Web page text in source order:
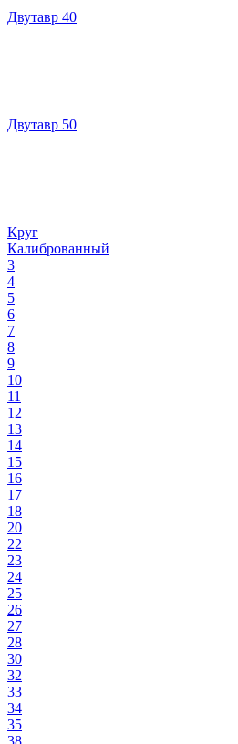
Двутавр 40
Двутавр 50
Круг
Калиброванный
3
4
5
6
7
8
9
10
11
12
13
14
15
16
17
18
20
22
23
24
25
26
27
28
30
32
33
34
35
38